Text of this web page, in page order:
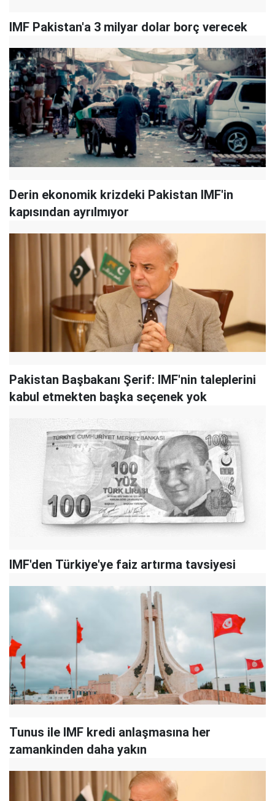
IMF Pakistan'a 3 milyar dolar borç verecek
Derin ekonomik krizdeki Pakistan IMF'in
kapısından ayrılmıyor
Pakistan Başbakanı Şerif: IMF'nin taleplerini
kabul etmekten başka seçenek yok
IMF'den Türkiye'ye faiz artırma tavsiyesi
Tunus ile IMF kredi anlaşmasına her
zamankinden daha yakın